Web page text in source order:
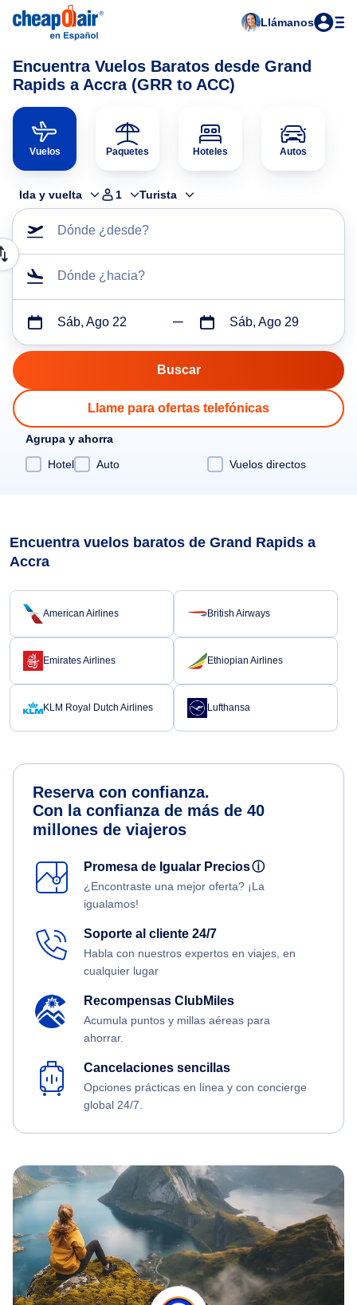
Llámanos
Encuentra Vuelos Baratos desde Grand
Rapids a Accra (GRR to ACC)
Vuelos Paquetes Hoteles Autos
Ida y vuelta 1 Turista
Dónde ¿desde?
Dónde ¿hacia?
Sáb, Ago 22 Sáb, Ago 29
Llame para ofertas telefónicas
Agrupa y ahorra
Hotel
Auto Vuelos directos
Encuentra vuelos baratos de Grand Rapids a
Accra
American Airlines British Airways
Emirates Airlines Ethiopian Airlines
KLM Royal Dutch Airlines Lufthansa
Reserva con confianza.
Con la confianza de más de 40
millones de viajeros
Promesa de Igualar Preciosⓘ
¿Encontraste una mejor oferta? ¡La
igualamos!
Soporte al cliente 24/7
Habla con nuestros expertos en viajes, en
cualquier lugar
Recompensas ClubMiles
Acumula puntos y millas aéreas para
ahorrar.
Cancelaciones sencillas
Opciones prácticas en línea y con concierge
global 24/7.